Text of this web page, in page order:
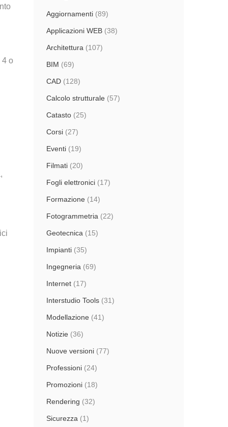
4 o
Aggiornamenti (89)
Applicazioni WEB (38)
Architettura (107)
BIM (69)
CAD (128)
Calcolo strutturale (57)
Catasto (25)
Corsi (27)
Eventi (19)
Filmati (20)
Fogli elettronici (17)
Formazione (14)
Fotogrammetria (22)
Geotecnica (15)
Impianti (35)
Ingegneria (69)
Internet (17)
Interstudio Tools (31)
Modellazione (41)
Notizie (36)
Nuove versioni (77)
Professioni (24)
Promozioni (18)
Rendering (32)
Sicurezza (1)